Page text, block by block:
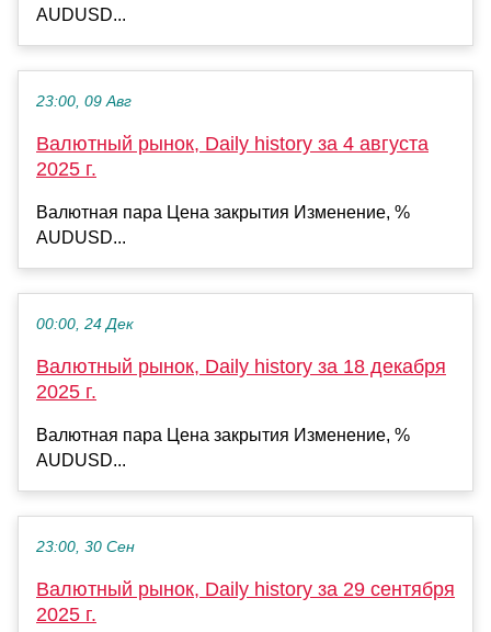
AUDUSD...
23:00, 09 Авг
Валютный рынок, Daily history за 4 августа
2025 г.
Валютная пара Цена закрытия Изменение, %
AUDUSD...
00:00, 24 Дек
Валютный рынок, Daily history за 18 декабря
2025 г.
Валютная пара Цена закрытия Изменение, %
AUDUSD...
23:00, 30 Сен
Валютный рынок, Daily history за 29 сентября
2025 г.